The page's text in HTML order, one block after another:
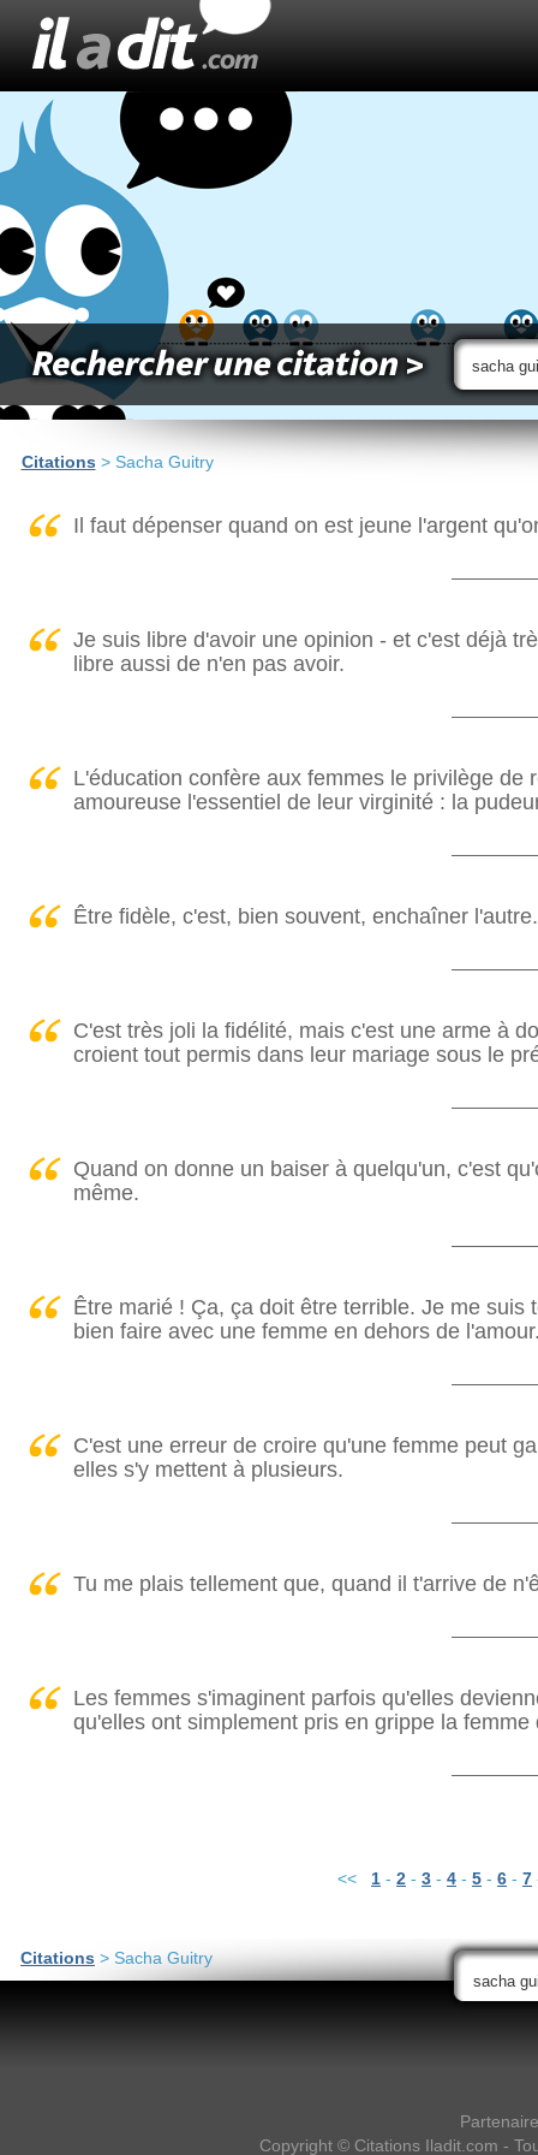
Citations > Sacha Guitry
Il faut dépenser quand on est jeune l'argent
Je suis libre d'avoir une opinion - et c'est déjà
libre aussi de n'en pas avoir.
L'éducation confère aux femmes le privilège de
amoureuse l'essentiel de leur virginité : la
Être fidèle, c'est, bien souvent, enchaîner l'autre.
C'est très joli la fidélité, mais c'est une arme à
croient tout permis dans leur mariage sous le
Quand on donne un baiser à quelqu'un, c'est
même.
Être marié ! Ça, ça doit être terrible. Je me suis
bien faire avec une femme en dehors de
C'est une erreur de croire qu'une femme peut
elles s'y mettent à plusieurs.
Tu me plais tellement que, quand il t'arrive de
Les femmes s'imaginent parfois qu'elles
qu'elles ont simplement pris en grippe la femme
<< 1 - 2 - 3 - 4 - 5 - 6 - 7
Citations > Sacha Guitry
Copyright © Citations Iladit.com -